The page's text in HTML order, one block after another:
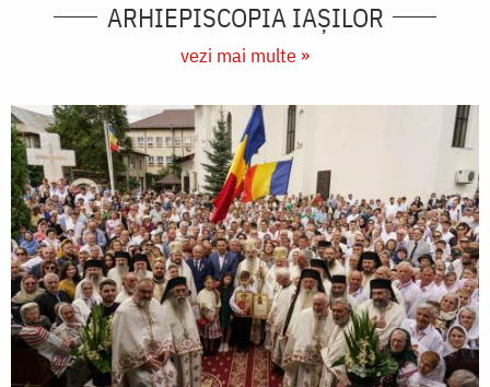
ARHIEPISCOPIA IAŞILOR
vezi mai multe »